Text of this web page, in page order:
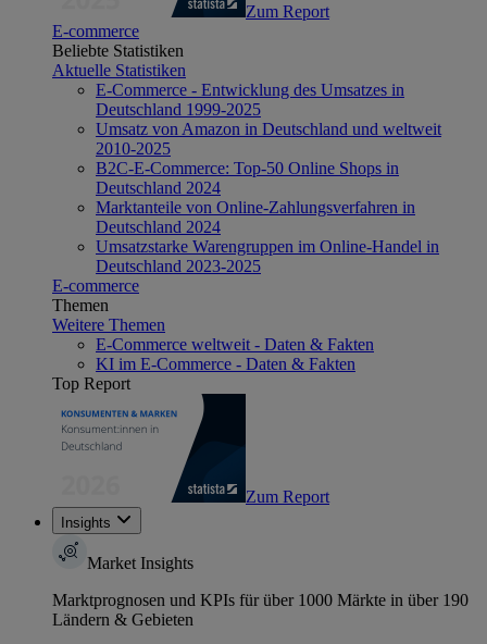
Zum Report
E-commerce
Beliebte Statistiken
Aktuelle Statistiken
E-Commerce - Entwicklung des Umsatzes in
Deutschland 1999-2025
Umsatz von Amazon in Deutschland und weltweit
2010-2025
B2C-E-Commerce: Top-50 Online Shops in
Deutschland 2024
Marktanteile von Online-Zahlungsverfahren in
Deutschland 2024
Umsatzstarke Warengruppen im Online-Handel in
Deutschland 2023-2025
E-commerce
Themen
Weitere Themen
E-Commerce weltweit - Daten & Fakten
KI im E-Commerce - Daten & Fakten
Top Report
Zum Report
Insights
Market Insights
Marktprognosen und KPIs für über 1000 Märkte in über 190
Ländern & Gebieten